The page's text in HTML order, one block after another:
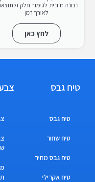
נכונה חיונית לגימור חלק
לאורך זמן
לחץ כאן
טיח גבס
טיח גבס
טיח שחור
טיח גבס מחיר
טיח אקרילי